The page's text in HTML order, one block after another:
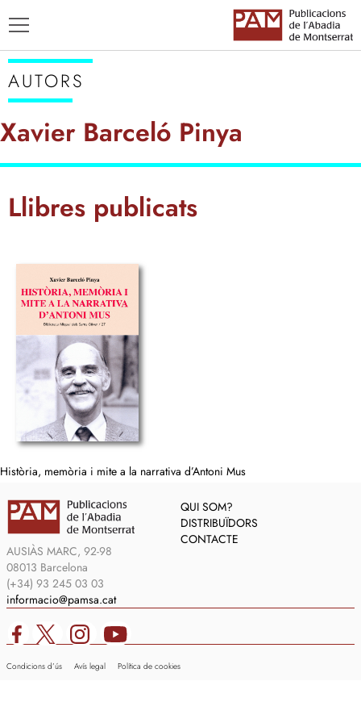
AUTORS
ENSENYAMENT CATALÀ
AUTORS
Xavier Barceló Pinya
Llibres publicats
Història, memòria i mite a la narrativa d’Antoni Mus
AUSIÀS MARC, 92-98
08013 Barcelona
(+34) 93 245 03 03
informacio@pamsa.cat
QUI SOM?
DISTRIBUÏDORS
CONTACTE
Condicions d’ús Avís legal Política de cookies